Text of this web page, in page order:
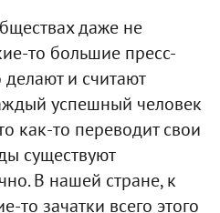
даже не
то большие пресс-
и считают
успешный человек
как-то переводит свои
существуют
В нашей стране, к
то зачатки всего этого